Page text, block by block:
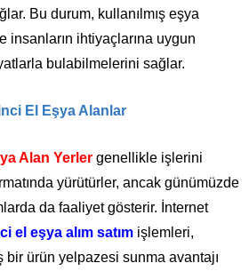
Bu durum, kullanılmış eşya
insanların ihtiyaçlarına uygun
bulabilmelerini sağlar.
El Eşya Alanlar
Alan Yerler genellikle işlerini
yürütürler, ancak günümüzde
da faaliyet gösterir. İnternet
el eşya alım satım işlemleri,
ürün yelpazesi sunma avantajı